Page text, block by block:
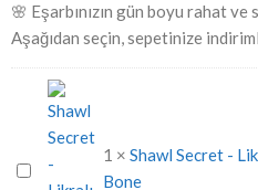
🌸 Eşarbınızın gün boyu rahat ve
Aşağıdan seçin, sepetinize
Shawl
1 × Shawl Secret -
Bone